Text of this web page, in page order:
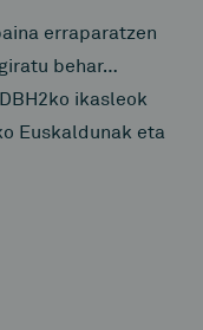
erraparatzen
behar…
ikasleok
Euskaldunak eta